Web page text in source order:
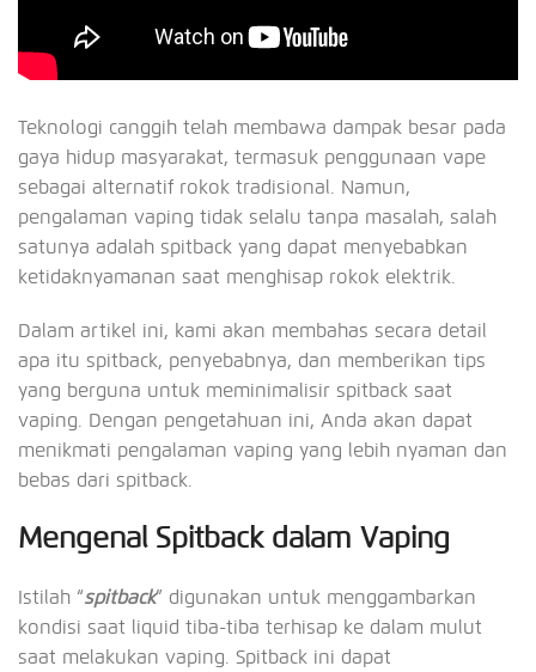
Teknologi canggih telah membawa dampak besar pada
gaya hidup masyarakat, termasuk penggunaan vape
sebagai alternatif rokok tradisional. Namun,
pengalaman vaping tidak selalu tanpa masalah, salah
satunya adalah spitback yang dapat menyebabkan
ketidaknyamanan saat menghisap rokok elektrik.
Dalam artikel ini, kami akan membahas secara detail
apa itu spitback, penyebabnya, dan memberikan tips
yang berguna untuk meminimalisir spitback saat
vaping. Dengan pengetahuan ini, Anda akan dapat
menikmati pengalaman vaping yang lebih nyaman dan
bebas dari spitback.
Mengenal Spitback dalam Vaping
Istilah “spitback” digunakan untuk menggambarkan
kondisi saat liquid tiba-tiba terhisap ke dalam mulut
saat melakukan vaping. Spitback ini dapat